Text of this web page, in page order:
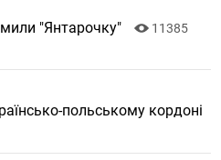
"Янтарочку"
11385
польському кордоні